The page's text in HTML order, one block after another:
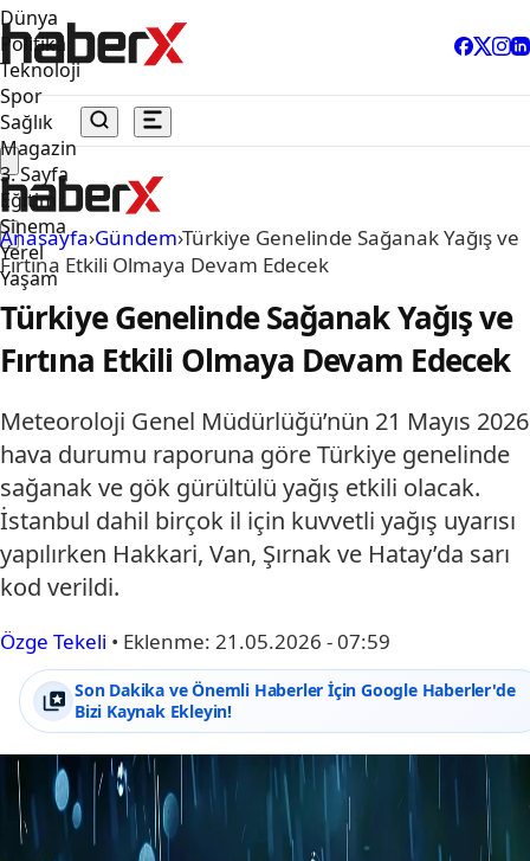
Dünya
Politika
Teknoloji
Spor
Sağlık
Magazin
3. Sayfa
Eğitim
Sinema
Yerel
Yaşam
Anasayfa›Gündem›Türkiye Genelinde Sağanak Yağış ve
Fırtına Etkili Olmaya Devam Edecek
Türkiye Genelinde Sağanak Yağış ve
Fırtına Etkili Olmaya Devam Edecek
Meteoroloji Genel Müdürlüğü’nün 21 Mayıs 2026
hava durumu raporuna göre Türkiye genelinde
sağanak ve gök gürültülü yağış etkili olacak.
İstanbul dahil birçok il için kuvvetli yağış uyarısı
yapılırken Hakkari, Van, Şırnak ve Hatay’da sarı
kod verildi.
Özge Tekeli • Eklenme: 21.05.2026 - 07:59
Son Dakika ve Önemli Haberler İçin Google Haberler'de
Bizi Kaynak Ekleyin!